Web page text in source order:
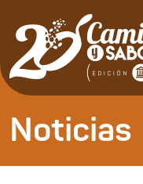
Noticias